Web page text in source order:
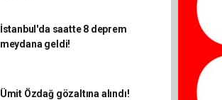
İstanbul'da saatte 8 deprem
meydana geldi!
Ümit Özdağ gözaltına alındı!